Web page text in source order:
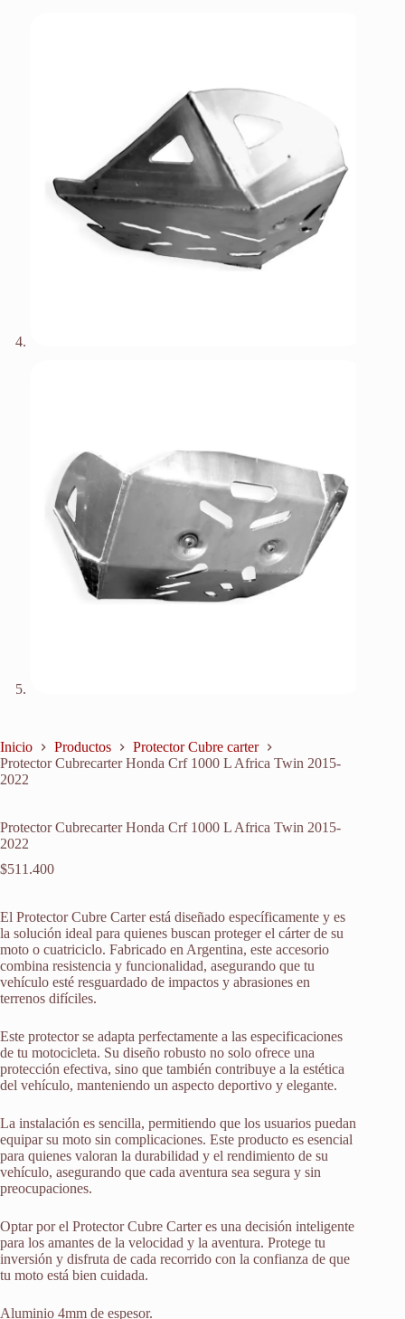
Inicio Productos
Protector Cubre carter
Protector Cubrecarter Honda Crf 1000 L Africa Twin 2015-
2022
Protector Cubrecarter Honda Crf 1000 L Africa Twin 2015-
2022
$511.400
El Protector Cubre Carter está diseñado específicamente y es
la solución ideal para quienes buscan proteger el cárter de su
moto o cuatriciclo. Fabricado en Argentina, este accesorio
combina resistencia y funcionalidad, asegurando que tu
vehículo esté resguardado de impactos y abrasiones en
terrenos difíciles.
Este protector se adapta perfectamente a las especificaciones
de tu motocicleta. Su diseño robusto no solo ofrece una
protección efectiva, sino que también contribuye a la estética
del vehículo, manteniendo un aspecto deportivo y elegante.
La instalación es sencilla, permitiendo que los usuarios puedan
equipar su moto sin complicaciones. Este producto es esencial
para quienes valoran la durabilidad y el rendimiento de su
vehículo, asegurando que cada aventura sea segura y sin
preocupaciones.
Optar por el Protector Cubre Carter es una decisión inteligente
para los amantes de la velocidad y la aventura. Protege tu
inversión y disfruta de cada recorrido con la confianza de que
tu moto está bien cuidada.
Aluminio 4mm de espesor.